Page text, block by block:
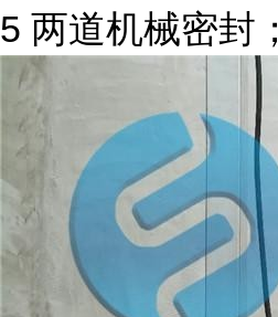
5 两道机械密封；